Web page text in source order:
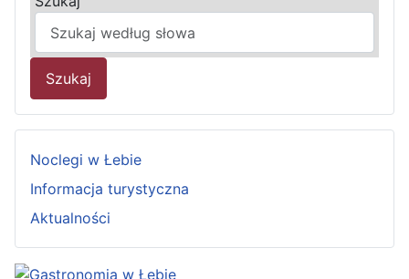
Szukaj
Noclegi w Łebie
Informacja turystyczna
Aktualności